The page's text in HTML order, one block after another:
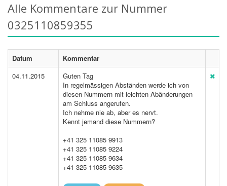
Alle Kommentare zur Nummer
0325110859355
Datum
Kommentar
04.11.2015
Guten Tag
In regelmässigen Abständen werde ich von
diesen Nummern mit leichten Abänderungen
am Schluss angerufen.
Ich nehme nie ab, aber es nervt.
Kennt jemand diese Nummern?
+41 325 11085 9913
+41 325 11085 9224
+41 325 11085 9634
+41 325 11085 9635